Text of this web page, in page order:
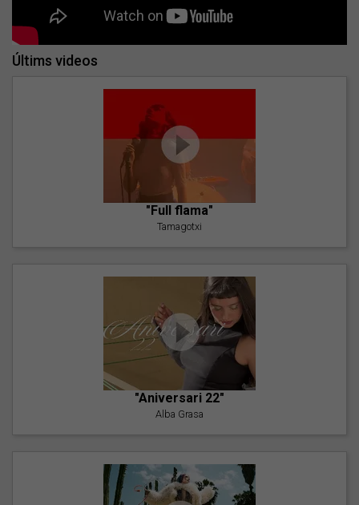
Últims videos
"Full flama"
Tamagotxi
"Aniversari 22"
Alba Grasa